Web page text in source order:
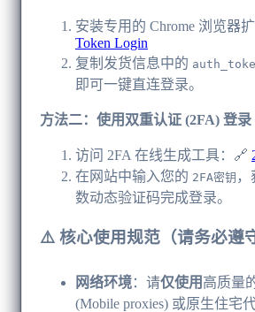
安装专用的 Chrome 浏览器
Token Login
复制发货信息中的
即可一键直连登录。
方法二：使用双重认证 (2FA) 登录
访问 2FA 在线生成工具：🔗
在网站中输入您的 2FA密钥
数动态验证码完成登录。
⚠️ 核心使用规范（请务必遵
网络环境​：请仅使用 高质量
(Mobile proxies) 或原生住宅